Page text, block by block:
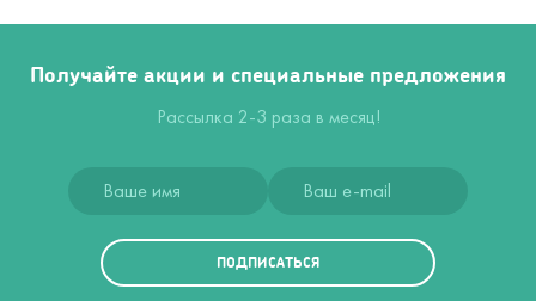
Получайте акции и специальные предложения
Рассылка 2-3 раза в месяц!
ПОДПИСАТЬСЯ